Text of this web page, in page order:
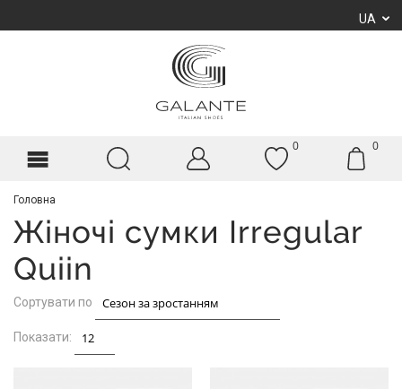
UA
0 0
Головна
Жіночі сумки Irregular
Quiin
Сортувати по
Показати: